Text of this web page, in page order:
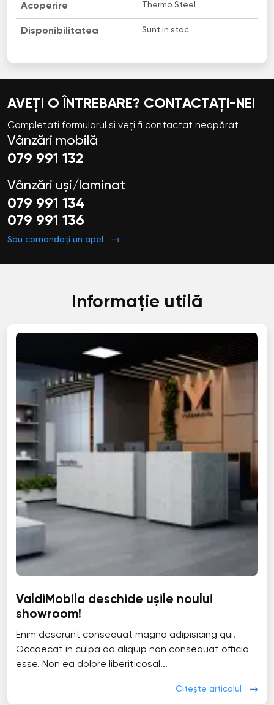
Acoperire Thermo Steel
Disponibilitatea Sunt in stoc
AVEȚI O ÎNTREBARE? CONTACTAȚI-NE!
Completați formularul si veți fi contactat neapărat
Vânzări mobilă
079 991 132
Vânzări uși/laminat
079 991 134
079 991 136
Sau comandați un apel
Informație utilă
ValdiMobila deschide ușile noului
showroom!
Enim deserunt consequat magna adipisicing qui.
Occaecat in culpa ad aliquip non consequat officia
esse. Non ea dolore liberiticosal...
Citește articolul